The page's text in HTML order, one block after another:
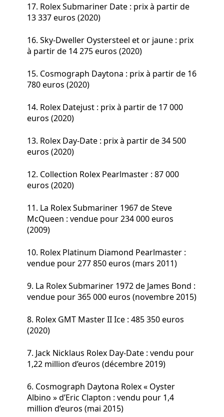
17. Rolex Submariner Date : prix à partir de
13 337 euros (2020)
16. Sky-Dweller Oystersteel et or jaune : prix
à partir de 14 275 euros (2020)
15. Cosmograph Daytona : prix à partir de 16
780 euros (2020)
14. Rolex Datejust : prix à partir de 17 000
euros (2020)
13. Rolex Day-Date : prix à partir de 34 500
euros (2020)
12. Collection Rolex Pearlmaster : 87 000
euros (2020)
11. La Rolex Submariner 1967 de Steve
McQueen : vendue pour 234 000 euros
(2009)
10. Rolex Platinum Diamond Pearlmaster :
vendue pour 277 850 euros (mars 2011)
9. La Rolex Submariner 1972 de James Bond :
vendue pour 365 000 euros (novembre 2015)
8. Rolex GMT Master II Ice : 485 350 euros
(2020)
7. Jack Nicklaus Rolex Day-Date : vendu pour
1,22 million d’euros (décembre 2019)
6. Cosmograph Daytona Rolex « Oyster
Albino » d’Eric Clapton : vendu pour 1,4
million d’euros (mai 2015)